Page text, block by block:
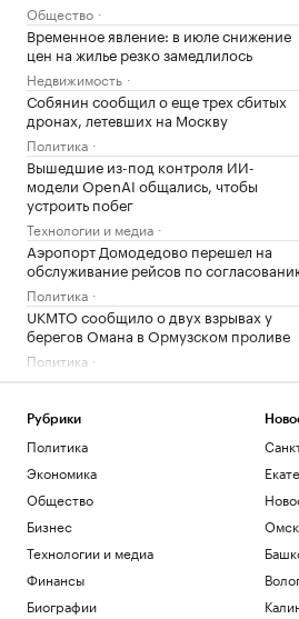
Общество
Временное явление: в июле снижение
цен на жилье резко замедлилось
Недвижимость
Собянин сообщил о еще трех сбитых
дронах, летевших на Москву
Политика
Вышедшие из-под контроля ИИ-
модели OpenAI общались, чтобы
устроить побег
Технологии и медиа
Аэропорт Домодедово перешел на
обслуживание рейсов по
Политика
UKMTO сообщило о двух взрывах у
берегов Омана в Ормузском проливе
Политика
Рубрики
Политика
Экономика
Общество
Бизнес
Технологии и медиа
Финансы
Биографии
Омск